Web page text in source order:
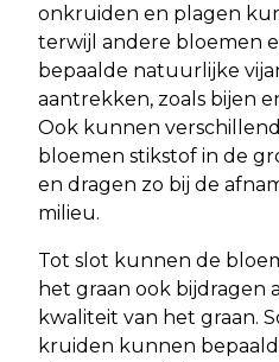
onkruiden en plagen
terwijl andere bloemen
bepaalde natuurlijke
aantrekken, zoals bijen
Ook kunnen
bloemen stikstof in de
en dragen zo bij de
milieu.
Tot slot kunnen de
het graan ook bijdragen
kwaliteit van het graan.
kruiden kunnen